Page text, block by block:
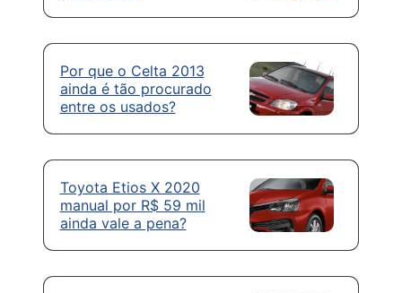
Por que o Celta 2013
ainda é tão procurado
entre os usados?
Toyota Etios X 2020
manual por R$ 59 mil
ainda vale a pena?